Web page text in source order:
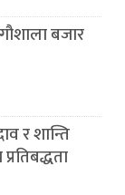
बजार
र शान्ति